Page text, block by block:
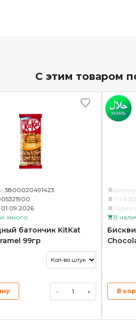
С этим товаром
3800020491423
01.09.2026
много
батончик KitKat
99гр
- +
ТН ВЭД:
Годен
В
В